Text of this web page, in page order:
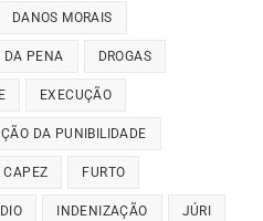
DANOS MORAIS
DA PENA DROGAS
EXECUÇÃO
DA PUNIBILIDADE
CAPEZ FURTO
INDENIZAÇÃO JÚRI